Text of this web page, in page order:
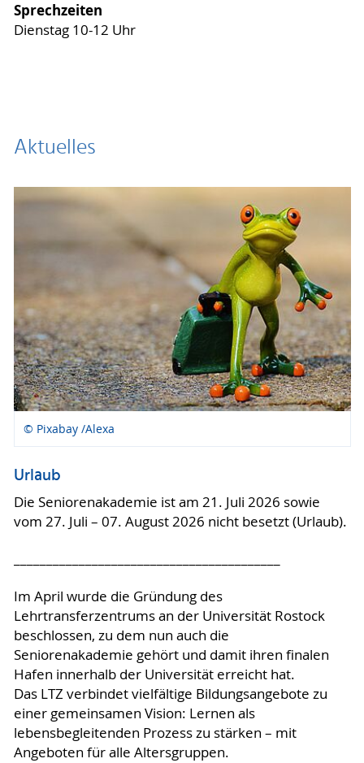
Sprechzeiten
Dienstag 10-12 Uhr
Aktuelles
© Pixabay /Alexa
Urlaub
Die Seniorenakademie ist am 21. Juli 2026 sowie
vom 27. Juli – 07. August 2026 nicht besetzt (Urlaub).
Im April wurde die Gründung des
Lehrtransferzentrums an der Universität Rostock
beschlossen, zu dem nun auch die
Seniorenakademie gehört und damit ihren finalen
Hafen innerhalb der Universität erreicht hat.
Das LTZ verbindet vielfältige Bildungsangebote zu
einer gemeinsamen Vision: Lernen als
lebensbegleitenden Prozess zu stärken – mit
Angeboten für alle Altersgruppen.